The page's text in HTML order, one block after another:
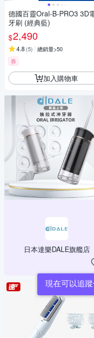
德國百靈Oral-B-PRO3 3D
牙刷 (經典藍)
$2,490
4.8 (5) 總銷量>50
券
加入購物車
日本達樂DALE旗艦店
現在可以追